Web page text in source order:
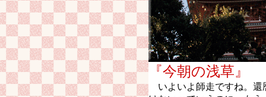
『今朝の
いよいよ師走ですね。還